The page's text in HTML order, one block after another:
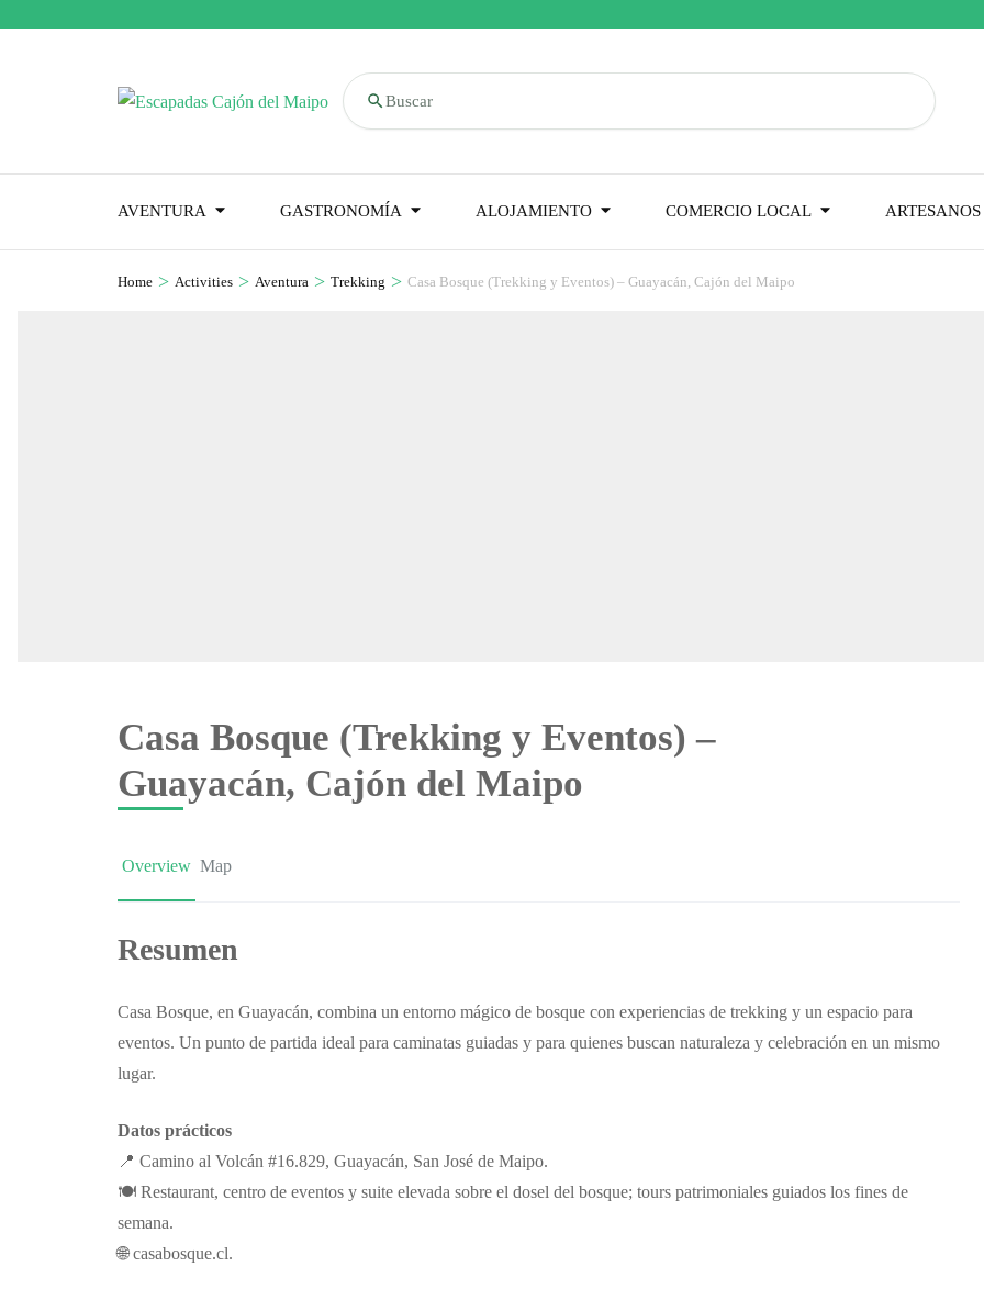
Buscar
AVENTURA GASTRONOMÍA ALOJAMIENTO COMERCIO LOCAL
Home > Activities > Aventura > Trekking > Casa Bosque (Trekking y Eventos) – Guayacán, Cajón del Maipo
Casa Bosque (Trekking y Eventos) –
Guayacán, Cajón del Maipo
Overview Map
Resumen
Casa Bosque, en Guayacán, combina un entorno mágico de bosque con experiencias de trekking y un espacio para
eventos. Un punto de partida ideal para caminatas guiadas y para quienes buscan naturaleza y celebración en un mismo
lugar.
Datos prácticos
📍 Camino al Volcán #16.829, Guayacán, San José de Maipo.
🍽️ Restaurant, centro de eventos y suite elevada sobre el dosel del bosque; tours patrimoniales guiados los fines de
semana.
🌐 casabosque.cl.